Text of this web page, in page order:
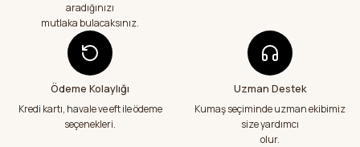
kumaş aldım hem ölçü olarak hem
görüntü,doku olarak çok memnun kaldım
emeği geçenlere teşekkür ediyorum
A... S... | 24/07/2026
Fiyatlar uygun ve çok fazla seçenek var
büyük kolaylık emeği geçenlere teşekkür
aradığınızı
mutlaka bulacaksınız.
Ödeme Kolaylığı
Kredi kartı, havale ve eft ile ödeme
seçenekleri.
Uzman Destek
Kumaş seçiminde uzman ekibimiz
size yardımcı
olur.